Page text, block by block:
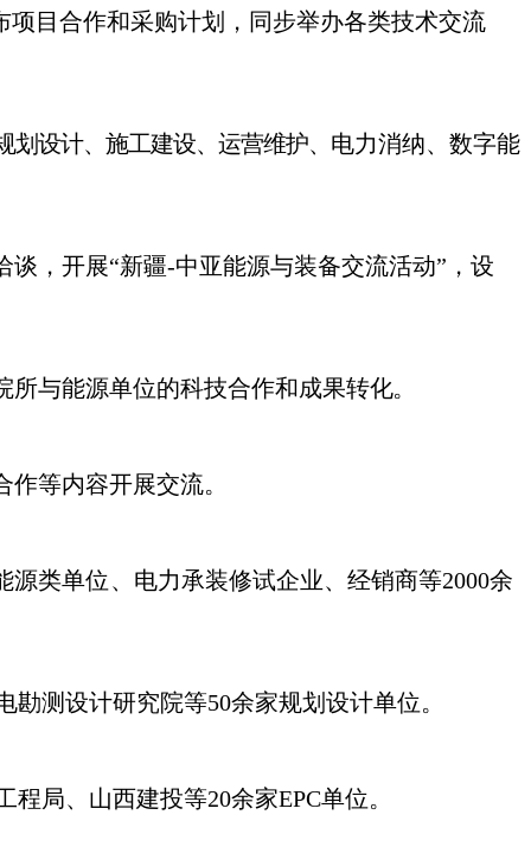
目合作和采购计划，同步举办各类技术交流
设计、施工建设、运营维护、 电力消纳、数字能
谈，开展“新疆-中亚能源与装备交流活动”，设
所与能源单位的科技合作和成果转化。
等内容开展交流。
源类单位、电力承装修试企业、经销商等2000余
勘测设计研究院等50余家规划设计单位。
程局、山西建投等20余家EPC单位。